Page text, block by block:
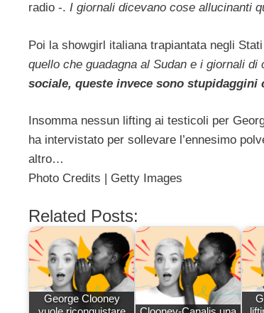
radio -. I giornali dicevano cose allucinanti
Poi la showgirl italiana trapiantata negli
quello che guadagna al Sudan e i giornali
sociale, queste invece sono
Insomma nessun lifting ai testicoli per
ha intervistato per sollevare l’ennesimo
altro…
Photo Credits | Getty Images
Related Posts:
George Clooney